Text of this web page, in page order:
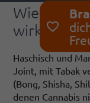
Wie
wirkt
Haschisch und
Joint, mit Tabak
(Bong, Shisha,
denen Cannabis